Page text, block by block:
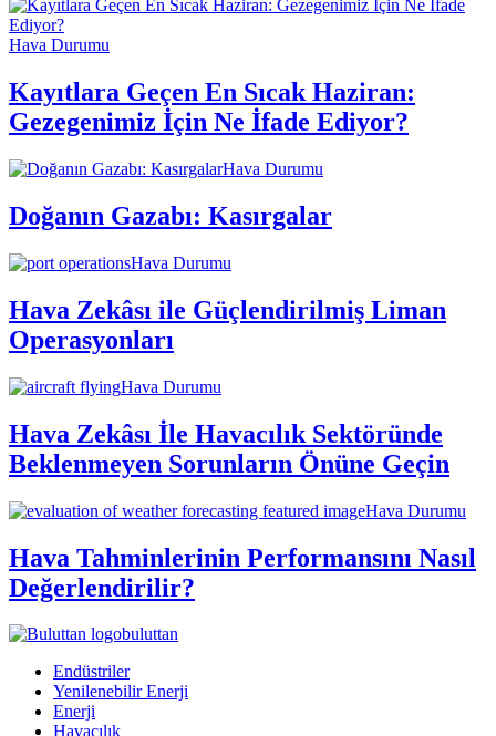
Hava Durumu
Kayıtlara Geçen En Sıcak Haziran:
Gezegenimiz İçin Ne İfade Ediyor?
Hava Durumu
Doğanın Gazabı: Kasırgalar
Hava Durumu
Hava Zekâsı ile Güçlendirilmiş Liman
Operasyonları
Hava Durumu
Hava Zekâsı İle Havacılık Sektöründe
Beklenmeyen Sorunların Önüne Geçin
Hava Durumu
Hava Tahminlerinin Performansını Nasıl
Değerlendirilir?
buluttan
Endüstriler
Yenilenebilir Enerji
Enerji
Havacılık